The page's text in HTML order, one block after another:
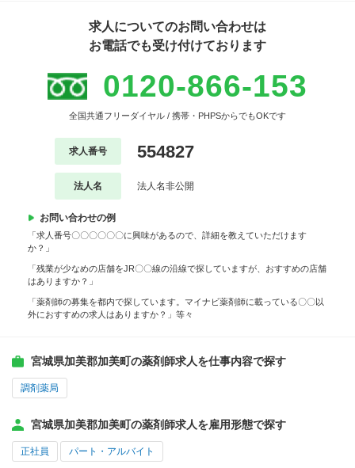
求人についてのお問い合わせは
お電話でも受け付けております
0120-866-153
全国共通フリーダイヤル / 携帯・PHPSからでもOKです
求人番号 554827
法人名 法人名非公開
お問い合わせの例
「求人番号〇〇〇〇〇〇に興味があるので、詳細を教えていただけます
か？」
「残業が少なめの店舗をJR〇〇線の沿線で探していますが、おすすめの店舗
はありますか？」
「薬剤師の募集を都内で探しています。マイナビ薬剤師に載っている〇〇以
外におすすめの求人はありますか？」等々
宮城県加美郡加美町の薬剤師求人を仕事内容で探す
調剤薬局
宮城県加美郡加美町の薬剤師求人を雇用形態で探す
正社員 パート・アルバイト